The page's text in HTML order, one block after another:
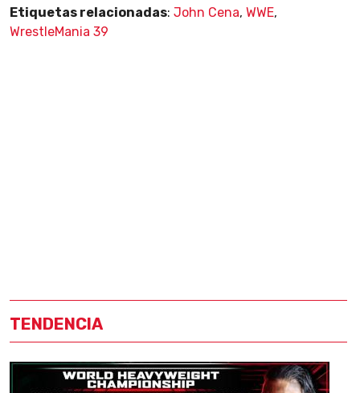
Etiquetas relacionadas: John Cena, WWE,
WrestleMania 39
TENDENCIA